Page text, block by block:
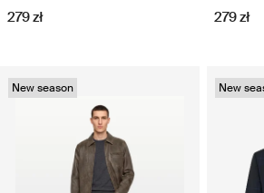
279 zł 279 zł
New season New